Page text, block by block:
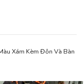
Xám Kèm Đôn Và Bàn